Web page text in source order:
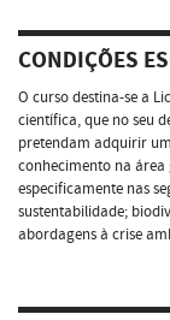
CONDIÇÕES
O curso destina-se a
científica, que no seu
pretendam adquirir
conhecimento na
especificamente nas
sustentabilidade;
abordagens à crise